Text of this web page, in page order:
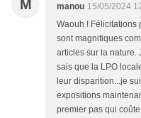
M manou 15/05/2024
Waouh ! Félicitations
sont magnifiques
articles sur la nature.
sais que la LPO
leur disparition...je
expositions
premier pas qui